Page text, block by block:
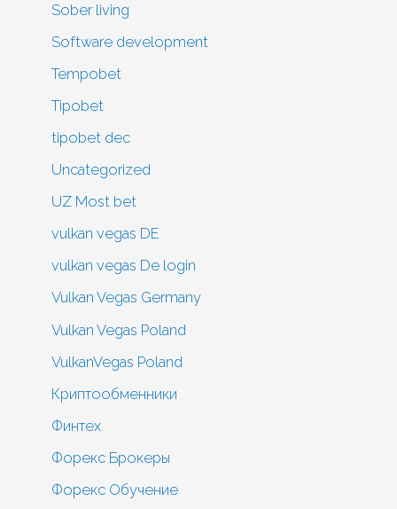
Sober living
Software development
Tempobet
Tipobet
tipobet dec
Uncategorized
UZ Most bet
vulkan vegas DE
vulkan vegas De login
Vulkan Vegas Germany
Vulkan Vegas Poland
VulkanVegas Poland
Криптообменники
Финтех
Форекс Брокеры
Форекс Обучение